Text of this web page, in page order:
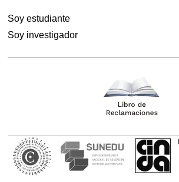
Soy estudiante
Soy investigador